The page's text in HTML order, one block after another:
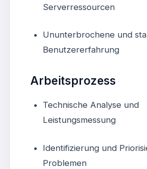
Serverressourcen
Ununterbrochene und
Benutzererfahrung
Arbeitsprozess
Technische Analyse und
Leistungsmessung
Identifizierung und
Problemen